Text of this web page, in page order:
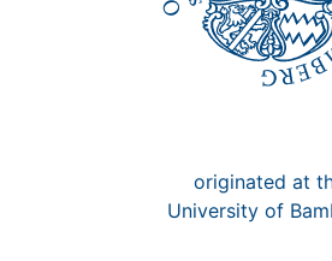
originated at
University of